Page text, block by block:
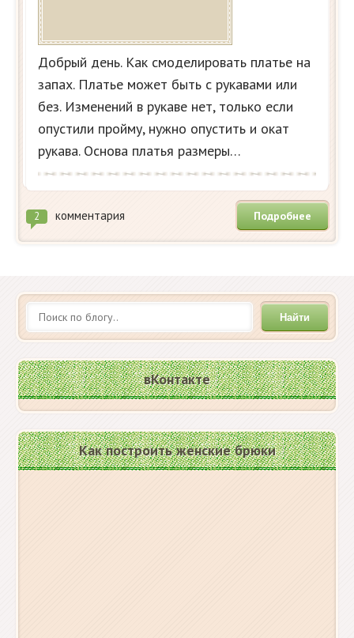
Добрый день. Как смоделировать платье на
запах. Платье может быть с рукавами или
без. Изменений в рукаве нет, только если
опустили пройму, нужно опустить и окат
рукава. Основа платья размеры…
2 комментария Подробнее
Найти
вКонтакте
Как построить женские брюки